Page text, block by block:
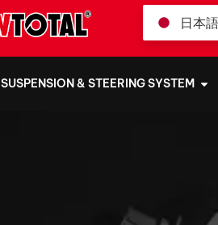
日本語
SUSPENSION & STEERING SYSTEM